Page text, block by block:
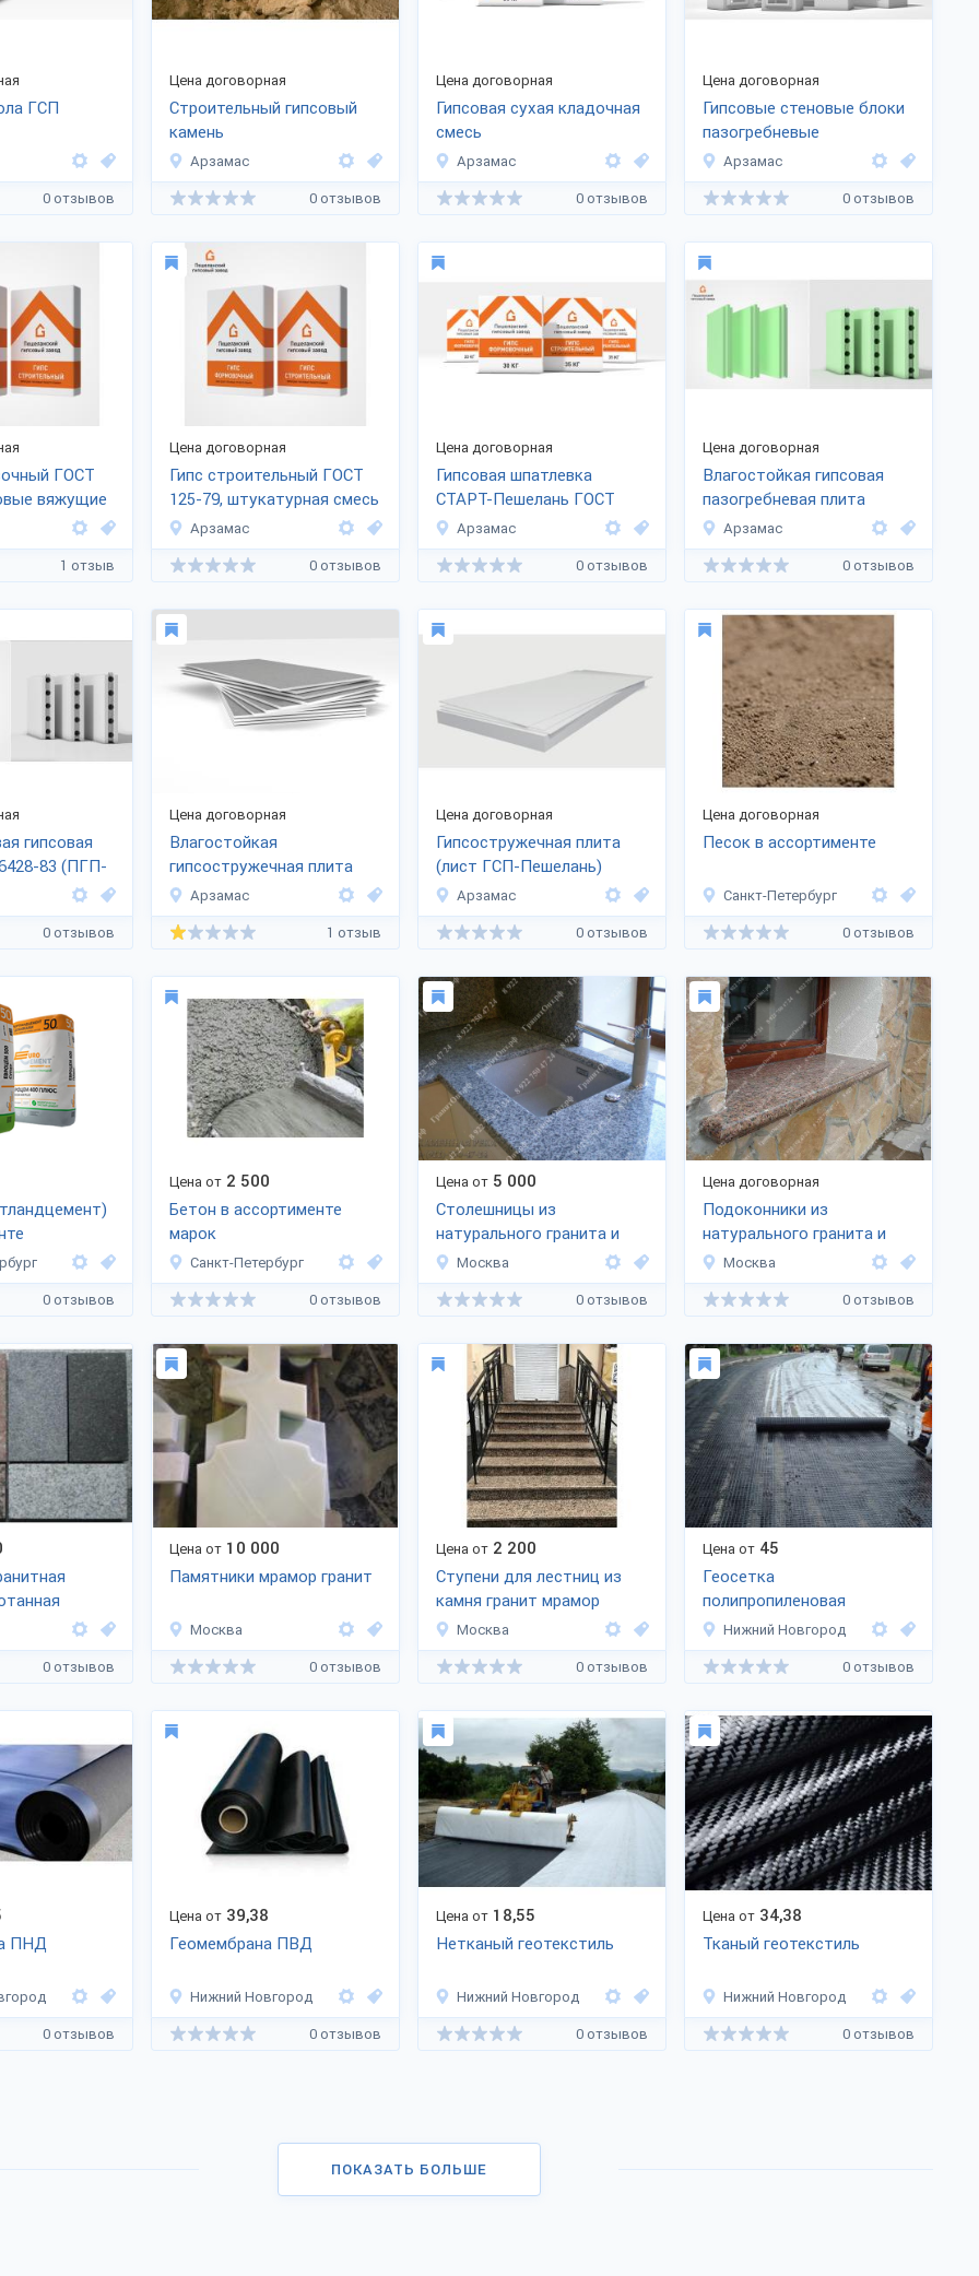
ГСП
0 отзывов
Цена договорная
Строительный гипсовый
камень
Арзамас
0 отзывов
Цена договорная
Гипсовая сухая кладочная
смесь
Арзамас
0 отзывов
Цена договорная
Гипсовые стеновые блоки
пазогребневые
Арзамас
0 отзывов
ГОСТ
вяжущие
1 отзыв
Цена договорная
Гипс строительный ГОСТ
125-79, штукатурная смесь
Арзамас
0 отзывов
Цена договорная
Гипсовая шпатлевка
СТАРТ-Пешелань ГОСТ
31387-2008
Арзамас
0 отзывов
Цена договорная
Влагостойкая гипсовая
пазогребневая плита
(ПГПВ-Пешелань)
Арзамас
0 отзывов
гипсовая
83 (ПГП-
0 отзывов
Цена договорная
Влагостойкая
гипсостружечная плита
(лист ГСПВ-Пешелань)
Арзамас
1 отзыв
Цена договорная
Гипсостружечная плита
(лист ГСП-Пешелань)
Арзамас
0 отзывов
Цена договорная
Песок в ассортименте
Санкт-Петербург
0 отзывов
0 отзывов
Цена от 2 500
Бетон в ассортименте
марок
Санкт-Петербург
0 отзывов
Цена от 5 000
Столешницы из
натурального гранита и
мрамора
Москва
0 отзывов
Цена договорная
Подоконники из
натурального гранита и
мрамора
Москва
0 отзывов
0 отзывов
Цена от 10 000
Памятники мрамор гранит
Москва
0 отзывов
Цена от 2 200
Ступени для лестниц из
камня гранит мрамор
Москва
0 отзывов
Цена от 45
Геосетка
полипропиленовая
Нижний Новгород
0 отзывов
ПНД
0 отзывов
Цена от 39,38
Геомембрана ПВД
Нижний Новгород
0 отзывов
Цена от 18,55
Нетканый геотекстиль
Нижний Новгород
0 отзывов
Цена от 34,38
Тканый геотекстиль
Нижний Новгород
0 отзывов
ПОКАЗАТЬ БОЛЬШЕ